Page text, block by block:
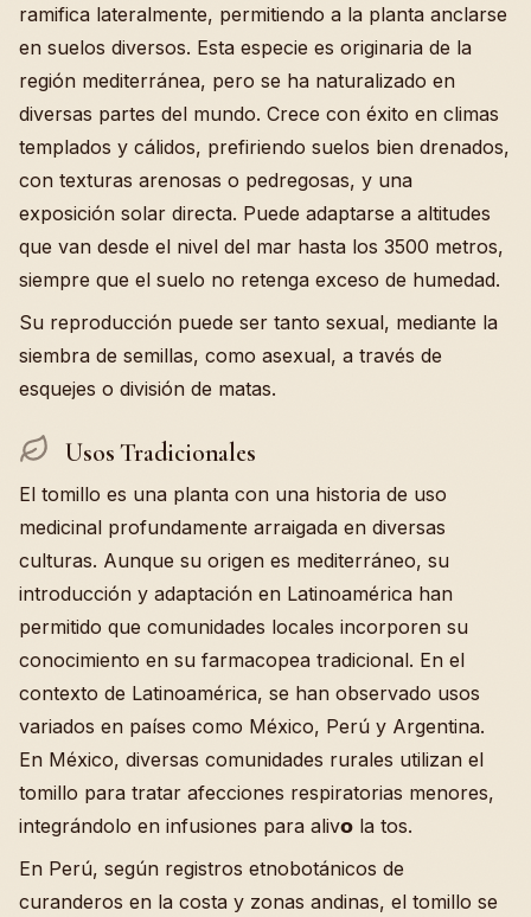
ramifica lateralmente, permitiendo a la planta anclarse
en suelos diversos. Esta especie es originaria de la
región mediterránea, pero se ha naturalizado en
diversas partes del mundo. Crece con éxito en climas
templados y cálidos, prefiriendo suelos bien drenados,
con texturas arenosas o pedregosas, y una
exposición solar directa. Puede adaptarse a altitudes
que van desde el nivel del mar hasta los 3500 metros,
siempre que el suelo no retenga exceso de humedad.
Su reproducción puede ser tanto sexual, mediante la
siembra de semillas, como asexual, a través de
esquejes o división de matas.
Usos Tradicionales
El tomillo es una planta con una historia de uso
medicinal profundamente arraigada en diversas
culturas. Aunque su origen es mediterráneo, su
introducción y adaptación en Latinoamérica han
permitido que comunidades locales incorporen su
conocimiento en su farmacopea tradicional. En el
contexto de Latinoamérica, se han observado usos
variados en países como México, Perú y Argentina.
En México, diversas comunidades rurales utilizan el
tomillo para tratar afecciones respiratorias menores,
integrándolo en infusiones para aliv𝗼 la tos.
En Perú, según registros etnobotánicos de
curanderos en la costa y zonas andinas, el tomillo se